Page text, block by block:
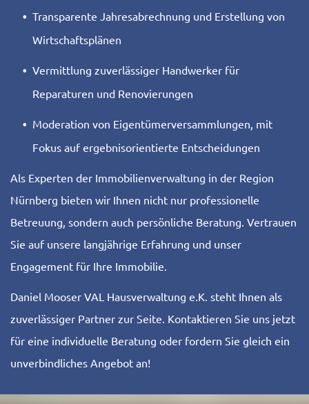
Transparente Jahresabrechnung und Erstellung von
Wirtschaftsplänen
Vermittlung zuverlässiger Handwerker für
Reparaturen und Renovierungen
Moderation von Eigentümerversammlungen, mit
Fokus auf ergebnisorientierte Entscheidungen
Als Experten der Immobilienverwaltung in der Region
Nürnberg bieten wir Ihnen nicht nur professionelle
Betreuung, sondern auch persönliche Beratung. Vertrauen
Sie auf unsere langjährige Erfahrung und unser
Engagement für Ihre Immobilie.
Daniel Mooser VAL Hausverwaltung e.K. steht Ihnen als
zuverlässiger Partner zur Seite. Kontaktieren Sie uns jetzt
für eine individuelle Beratung oder fordern Sie gleich ein
unverbindliches Angebot an!